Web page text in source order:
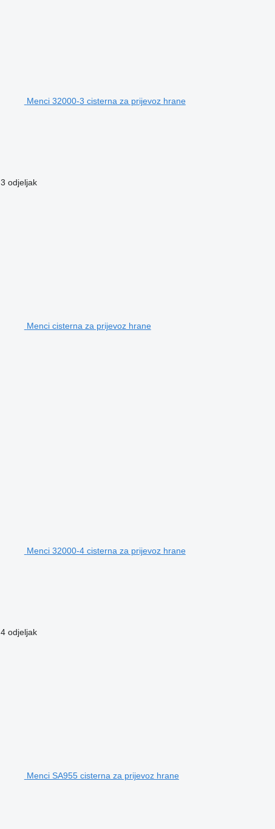
Menci 32000-3 cisterna za prijevoz hrane
3 odjeljak
Menci cisterna za prijevoz hrane
Menci 32000-4 cisterna za prijevoz hrane
4 odjeljak
Menci SA955 cisterna za prijevoz hrane